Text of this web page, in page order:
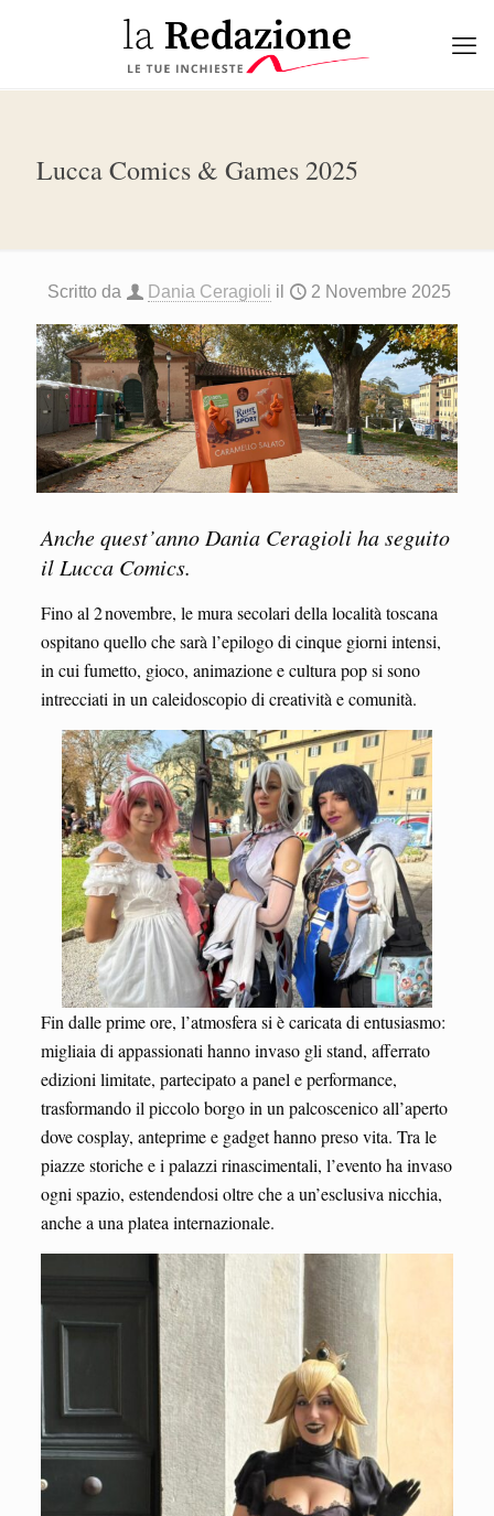
Lucca Comics & Games 2025
Scritto da Dania Ceragioli il 2 Novembre 2025
Anche quest’anno Dania Ceragioli ha seguito
il Lucca Comics.
Fino al 2 novembre, le mura secolari della località toscana
ospitano quello che sarà l’epilogo di cinque giorni intensi,
in cui fumetto, gioco, animazione e cultura pop si sono
intrecciati in un caleidoscopio di creatività e comunità.
Fin dalle prime ore, l’atmosfera si è caricata di entusiasmo:
migliaia di appassionati hanno invaso gli stand, afferrato
edizioni limitate, partecipato a panel e performance,
trasformando il piccolo borgo in un palcoscenico all’aperto
dove cosplay, anteprime e gadget hanno preso vita. Tra le
piazze storiche e i palazzi rinascimentali, l’evento ha invaso
ogni spazio, estendendosi oltre che a un’esclusiva nicchia,
anche a una platea internazionale.